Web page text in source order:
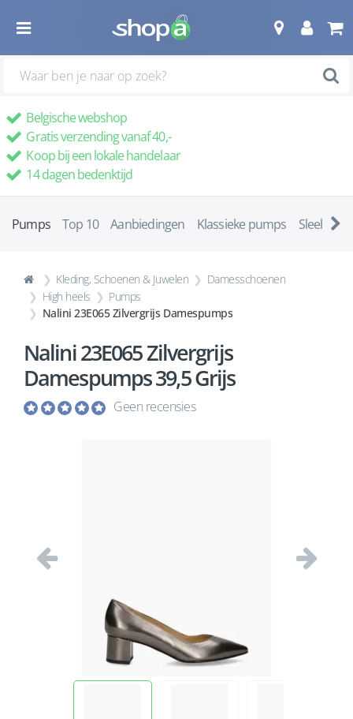
Belgische webshop
Gratis verzending vanaf 40,-
Koop bij een lokale handelaar
14 dagen bedenktijd
Pumps Top 10 Aanbiedingen Klassieke pumps
Kleding, Schoenen & Juwelen
Damesschoenen
High heels
Pumps
Nalini 23E065 Zilvergrijs Damespumps
Nalini 23E065 Zilvergrijs
Damespumps 39,5 Grijs
Geen recensies
Vorige